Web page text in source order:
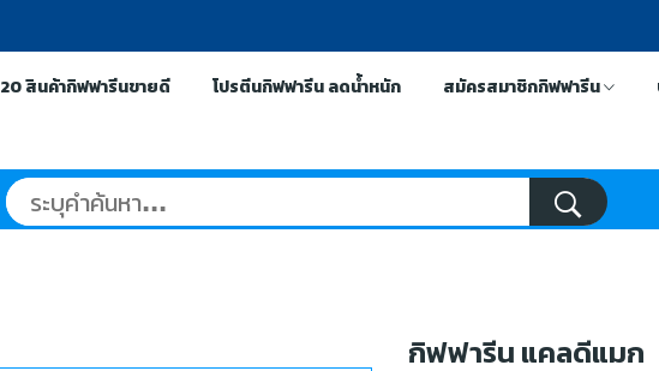
20 สินค้ากิฟฟารีนขายดี โปรตีนกิฟฟารีน ลดน้ำหนัก สมัครสมาชิกกิฟฟารีน
กิฟฟารีน แคลดีแมก